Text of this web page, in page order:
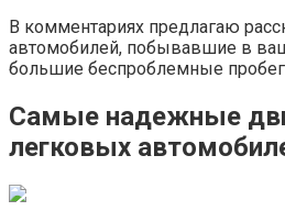
В комментариях предлагаю
автомобилей, побывавшие в
большие беспроблемные
Самые надежные
легковых